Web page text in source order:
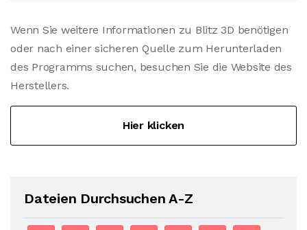
Wenn Sie weitere Informationen zu Blitz 3D benötigen
oder nach einer sicheren Quelle zum Herunterladen
des Programms suchen, besuchen Sie die Website des
Herstellers.
Hier klicken
Dateien Durchsuchen A-Z